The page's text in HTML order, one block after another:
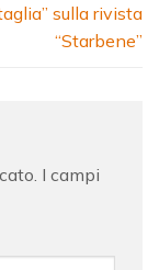
sulla rivista
“Starbene”
I campi